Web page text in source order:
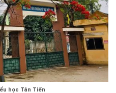
học Tân Tiến